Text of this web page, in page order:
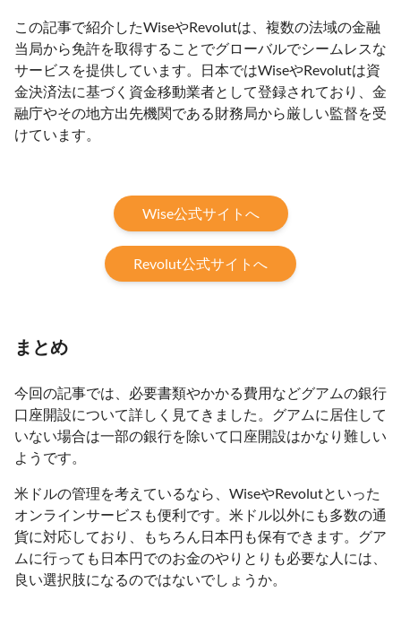
この記事で紹介したWiseやRevolutは、複数の法域の金融
当局から免許を取得することでグローバルでシームレスな
サービスを提供しています。日本ではWiseやRevolutは資
金決済法に基づく資金移動業者として登録されており、金
融庁やその地方出先機関である財務局から厳しい監督を受
けています。
Wise公式サイトへ
Revolut公式サイトへ
まとめ
今回の記事では、必要書類やかかる費用などグアムの銀行
口座開設について詳しく見てきました。グアムに居住して
いない場合は一部の銀行を除いて口座開設はかなり難しい
ようです。
米ドルの管理を考えているなら、WiseやRevolutといった
オンラインサービスも便利です。米ドル以外にも多数の通
貨に対応しており、もちろん日本円も保有できます。グア
ムに行っても日本円でのお金のやりとりも必要な人には、
良い選択肢になるのではないでしょうか。